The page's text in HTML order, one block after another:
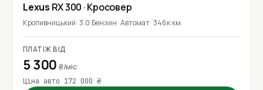
Lexus RX 300 · Кросовер
Кропивницький 3.0 Бензин Автомат 346к км
ПЛАТІЖ ВІД
5 300₴/міс
Ціна авто 172 000 ₴